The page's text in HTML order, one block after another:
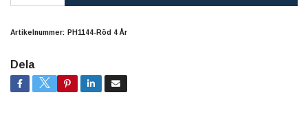
Artikelnummer: PH1144-Röd 4 År
Dela